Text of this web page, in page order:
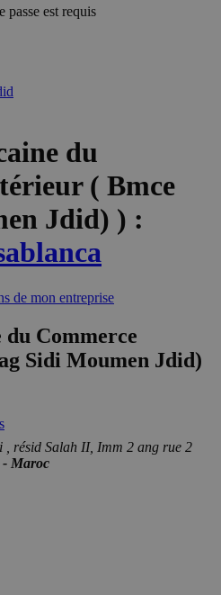
passe est requis
du
( Bmce
Jdid) ) :
de mon entreprise
Commerce
Sidi Moumen Jdid)
, résid Salah II, Imm 2 ang rue 2
- Maroc